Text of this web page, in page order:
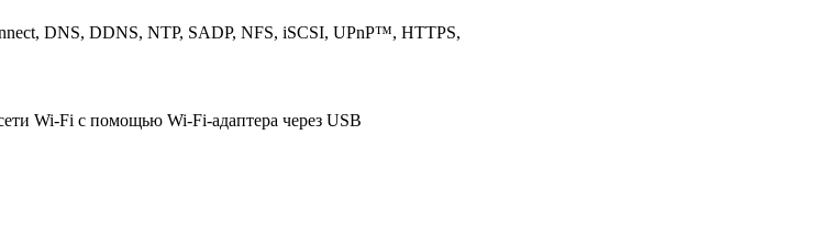
DNS, DDNS, NTP, SADP, NFS, iSCSI, UPnP™, HTTPS,
Wi-Fi с помощью Wi-Fi-адаптера через USB